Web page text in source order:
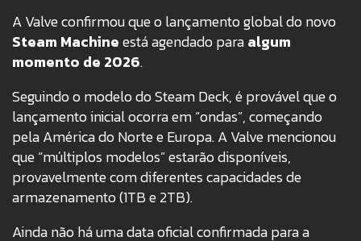
A Valve confirmou que o lançamento global do novo
Steam Machineestá agendado paraalgum
momento de 2026.
Seguindo o modelo do Steam Deck, é provável que o
lançamento inicial ocorra em “ondas”, começando
pela América do Norte e Europa. A Valve mencionou
que “múltiplos modelos” estarão disponíveis,
provavelmente com diferentes capacidades de
armazenamento (1TB e 2TB).
Ainda não há uma data oficial confirmada para a